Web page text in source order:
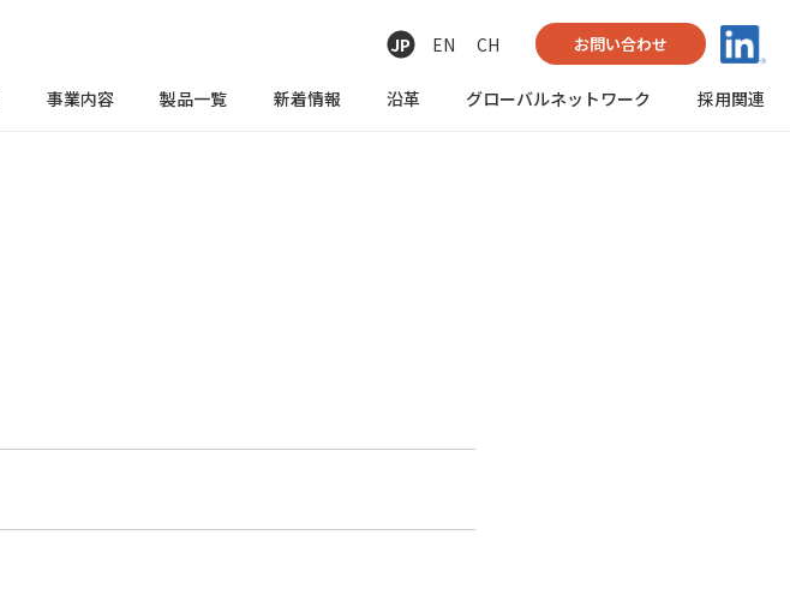
JP EN CH お問い合わせ
事業内容 製品一覧 新着情報 沿革 グローバルネットワーク 採用関連